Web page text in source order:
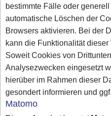
bestimmte Fälle oder
automatische Löschen der
Browsers aktivieren. Bei der
kann die Funktionalität
Soweit Cookies von
Analysezwecken eingesetzt
hierüber im Rahmen dieser
gesondert informieren und
Matomo